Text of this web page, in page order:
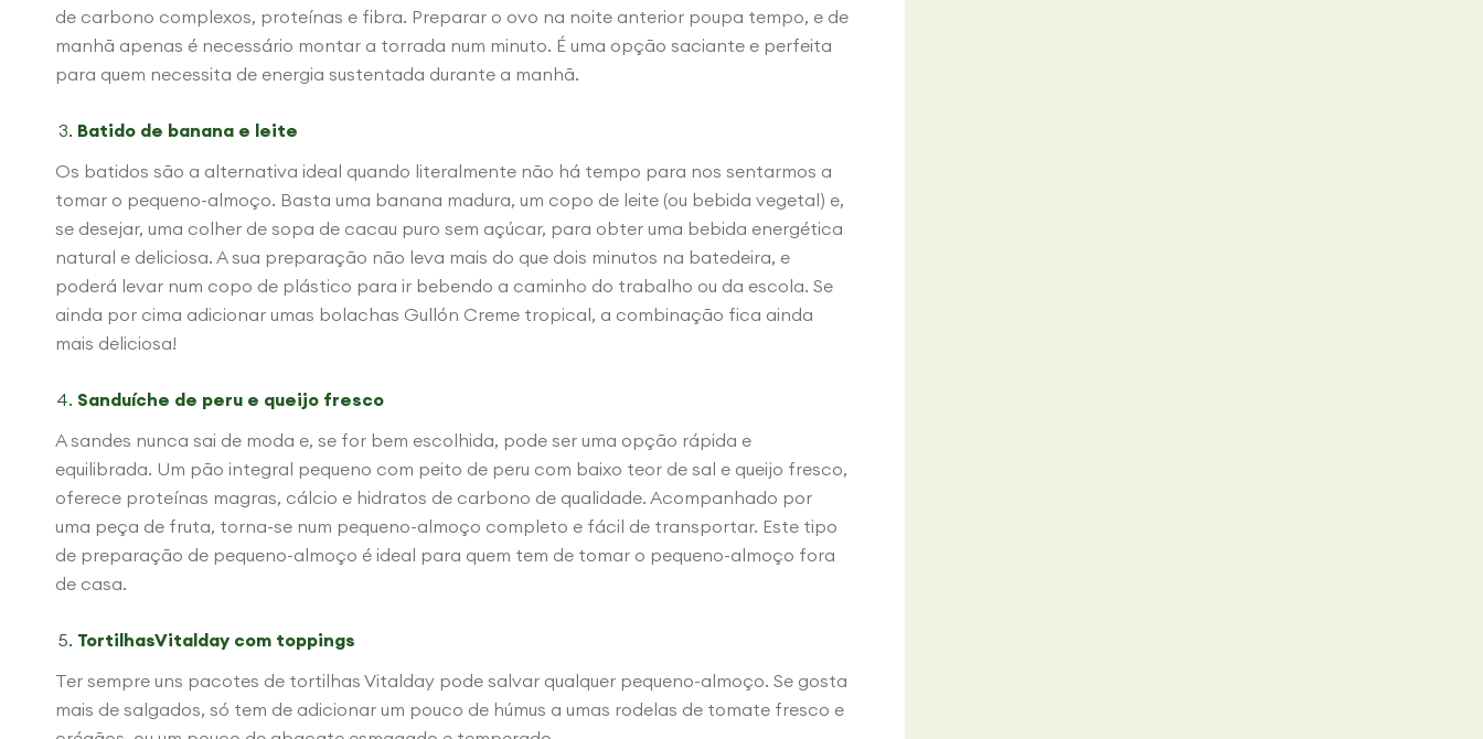
de carbono complexos, proteínas e fibra. Preparar o ovo na noite anterior poupa tempo, e de
manhã apenas é necessário montar a torrada num minuto. É uma opção saciante e perfeita
para quem necessita de energia sustentada durante a manhã.
Batido de banana e leite
Os batidos são a alternativa ideal quando literalmente não há tempo para nos sentarmos a
tomar o pequeno-almoço. Basta uma banana madura, um copo de leite (ou bebida vegetal) e,
se desejar, uma colher de sopa de cacau puro sem açúcar, para obter uma bebida energética
natural e deliciosa. A sua preparação não leva mais do que dois minutos na batedeira, e
poderá levar num copo de plástico para ir bebendo a caminho do trabalho ou da escola. Se
ainda por cima adicionar umas bolachas Gullón Creme tropical, a combinação fica ainda
mais deliciosa!
Sanduíche de peru e queijo fresco
A sandes nunca sai de moda e, se for bem escolhida, pode ser uma opção rápida e
equilibrada. Um pão integral pequeno com peito de peru com baixo teor de sal e queijo fresco,
oferece proteínas magras, cálcio e hidratos de carbono de qualidade. Acompanhado por
uma peça de fruta, torna-se num pequeno-almoço completo e fácil de transportar. Este tipo
de preparação de pequeno-almoço é ideal para quem tem de tomar o pequeno-almoço fora
de casa.
TortilhasVitalday com toppings
Ter sempre uns pacotes de tortilhas Vitalday pode salvar qualquer pequeno-almoço. Se gosta
mais de salgados, só tem de adicionar um pouco de húmus a umas rodelas de tomate fresco e